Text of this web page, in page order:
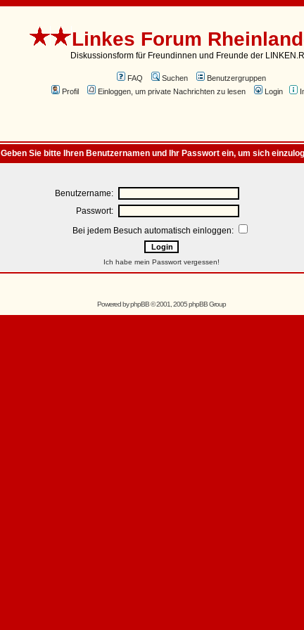
Linkes Forum
Diskussionsform für Freundinnen und Freunde der
FAQ Suchen
Benutzergruppen
Profil
Einloggen, um private Nachrichten zu lesen Login
Geben Sie bitte Ihren Benutzernamen und Ihr Passwort ein, um sich
Benutzername:
Passwort:
Bei jedem Besuch automatisch einloggen:
Ich habe mein Passwort vergessen!
Powered byphpBB© 2001, 2005 phpBB Group